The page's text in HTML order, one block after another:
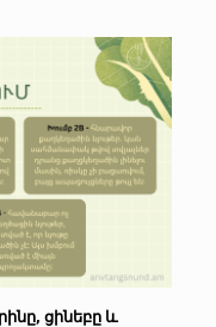
ցինեբը և